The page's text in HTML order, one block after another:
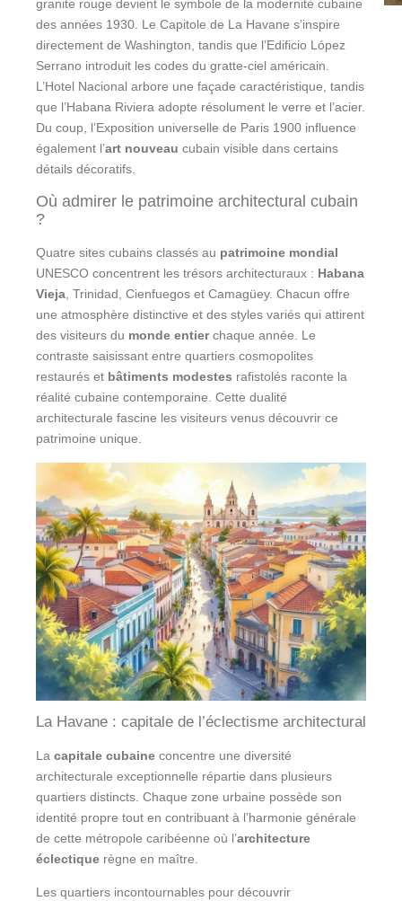
granite rouge devient le symbole de la modernité cubaine
des années 1930. Le Capitole de La Havane s’inspire
directement de Washington, tandis que l’Edificio López
Serrano introduit les codes du gratte-ciel américain.
L’Hotel Nacional arbore une façade caractéristique, tandis
que l’Habana Riviera adopte résolument le verre et l’acier.
Du coup, l’Exposition universelle de Paris 1900 influence
également l’art nouveau cubain visible dans certains
détails décoratifs.
Où admirer le patrimoine architectural cubain
?
Quatre sites cubains classés au patrimoine mondial
UNESCO concentrent les trésors architecturaux : Habana
Vieja, Trinidad, Cienfuegos et Camagüey. Chacun offre
une atmosphère distinctive et des styles variés qui attirent
des visiteurs du monde entierchaque année. Le
contraste saisissant entre quartiers cosmopolites
restaurés et bâtiments modestes rafistolés raconte la
réalité cubaine contemporaine. Cette dualité
architecturale fascine les visiteurs venus découvrir ce
patrimoine unique.
La Havane : capitale de l’éclectisme architectural
La capitale cubaine concentre une diversité
architecturale exceptionnelle répartie dans plusieurs
quartiers distincts. Chaque zone urbaine possède son
identité propre tout en contribuant à l’harmonie générale
de cette métropole caribéenne où l’architecture
éclectique règne en maître.
Les quartiers incontournables pour découvrir